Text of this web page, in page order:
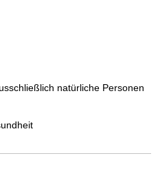
natürliche Personen